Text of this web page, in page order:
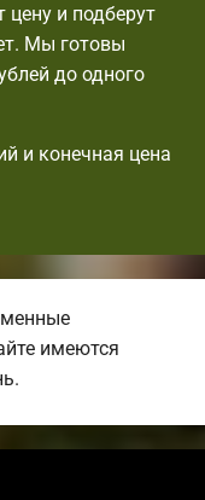
и подберут
Мы готовы
до одного
и конечная цена
имеются